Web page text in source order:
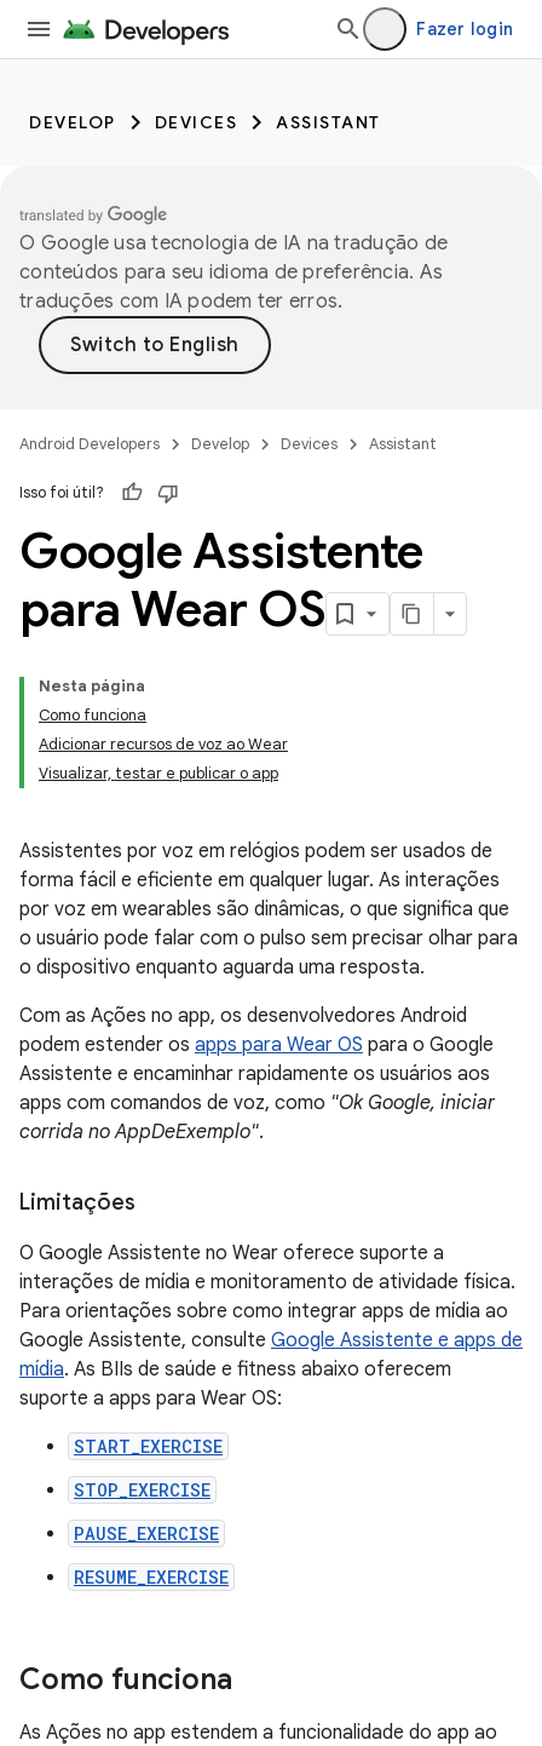
Fazer login
DEVELOP DEVICES ASSISTANT
O Google usa tecnologia de IA na tradução de
conteúdos para seu idioma de preferência. As
traduções com IA podem ter erros.
Android Developers Develop Devices Assistant
Isso foi útil?
Google Assistente
para Wear OS
Nesta página
Como funciona
Adicionar recursos de voz ao Wear
Visualizar, testar e publicar o app
Assistentes por voz em relógios podem ser usados de
forma fácil e eficiente em qualquer lugar. As interações
por voz em wearables são dinâmicas, o que significa que
o usuário pode falar com o pulso sem precisar olhar para
o dispositivo enquanto aguarda uma resposta.
Com as Ações no app, os desenvolvedores Android
podem estender os apps para Wear OS para o Google
Assistente e encaminhar rapidamente os usuários aos
apps com comandos de voz, como "Ok Google, iniciar
corrida no AppDeExemplo".
Limitações
O Google Assistente no Wear oferece suporte a
interações de mídia e monitoramento de atividade física.
Para orientações sobre como integrar apps de mídia ao
Google Assistente, consulte Google Assistente e apps de
mídia. As BIIs de saúde e fitness abaixo oferecem
suporte a apps para Wear OS:
START_EXERCISE
STOP_EXERCISE
PAUSE_EXERCISE
RESUME_EXERCISE
Como funciona
As Ações no app estendem a funcionalidade do app ao